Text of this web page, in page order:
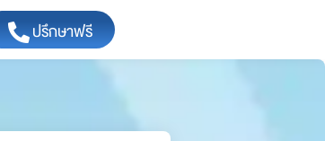
ปรึกษาฟรี